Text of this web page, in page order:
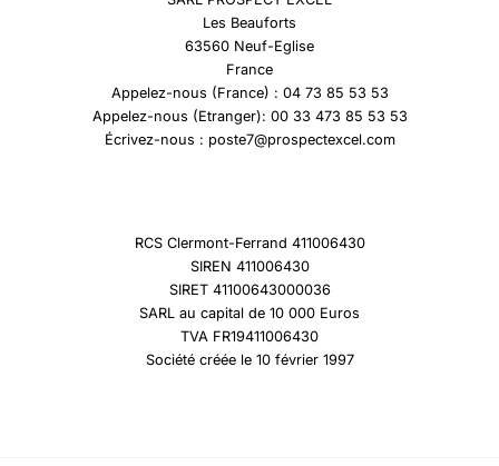
Les Beauforts
63560 Neuf-Eglise
France
Appelez-nous (France) : 04 73 85 53 53
Appelez-nous (Etranger): 00 33 473 85 53 53
Écrivez-nous : poste7@prospectexcel.com
RCS Clermont-Ferrand 411006430
SIREN 411006430
SIRET 41100643000036
SARL au capital de 10 000 Euros
TVA FR19411006430
Société créée le 10 février 1997